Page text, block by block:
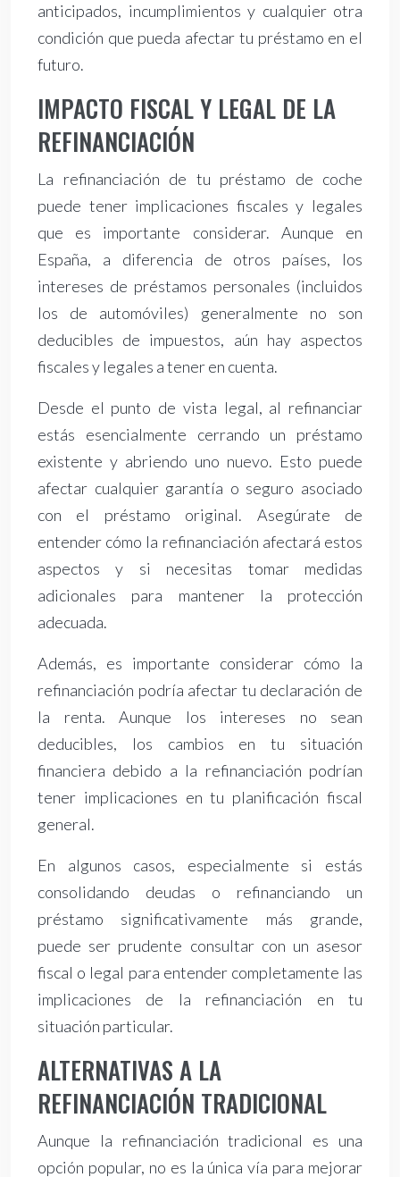
anticipados, incumplimientos y cualquier otra
condición que pueda afectar tu préstamo en el
futuro.
IMPACTO FISCAL Y LEGAL DE LA
REFINANCIACIÓN
La refinanciación de tu préstamo de coche
puede tener implicaciones fiscales y legales
que es importante considerar. Aunque en
España, a diferencia de otros países, los
intereses de préstamos personales (incluidos
los de automóviles) generalmente no son
deducibles de impuestos, aún hay aspectos
fiscales y legales a tener en cuenta.
Desde el punto de vista legal, al refinanciar
estás esencialmente cerrando un préstamo
existente y abriendo uno nuevo. Esto puede
afectar cualquier garantía o seguro asociado
con el préstamo original. Asegúrate de
entender cómo la refinanciación afectará estos
aspectos y si necesitas tomar medidas
adicionales para mantener la protección
adecuada.
Además, es importante considerar cómo la
refinanciación podría afectar tu declaración de
la renta. Aunque los intereses no sean
deducibles, los cambios en tu situación
financiera debido a la refinanciación podrían
tener implicaciones en tu planificación fiscal
general.
En algunos casos, especialmente si estás
consolidando deudas o refinanciando un
préstamo significativamente más grande,
puede ser prudente consultar con un asesor
fiscal o legal para entender completamente las
implicaciones de la refinanciación en tu
situación particular.
ALTERNATIVAS A LA
REFINANCIACIÓN TRADICIONAL
Aunque la refinanciación tradicional es una
opción popular, no es la única vía para mejorar